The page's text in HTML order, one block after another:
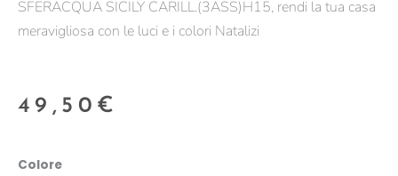
SFERACQUA SICILY CARILL.(3ASS)H15, rendi la tua casa
meravigliosa con le luci e i colori Natalizi
49,50 €
Colore
SFERACQUA